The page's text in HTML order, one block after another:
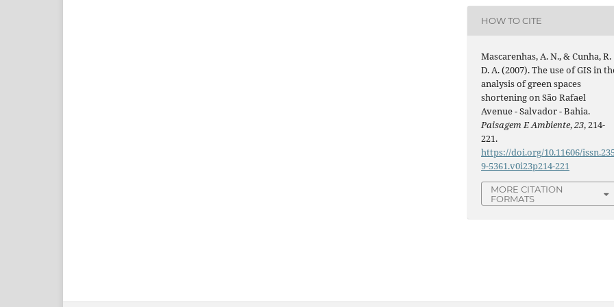
HOW TO CITE
Mascarenhas, A. N., & Cunha, R.
D. A. (2007). The use of GIS in
analysis of green spaces
shortening on São Rafael
Avenue - Salvador - Bahia.
Paisagem E Ambiente,23, 214-
221.
https://doi.org/10.11606/
9-5361.v0i23p214-221
MORE CITATION
FORMATS